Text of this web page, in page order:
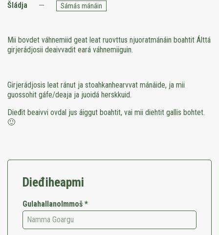
Šládja Sámás mánáin
Mii bovdet váhnemiid geat leat ruovttus njuoratmánáin boahtit Álttá
girjerádjosii deaivvadit eará váhnemiiguin.
Girjerádjosis leat ránut ja stoahkanhearvvat mánáide, ja mii
guossohit gáfe/deaja ja juoidá herskkuid.
Dieđit beaivvi ovdal jus áiggut boahtit, vai mii diehtit gallis bohtet.
🙂
Dieđiheapmi
Gulahallanolmmoš *